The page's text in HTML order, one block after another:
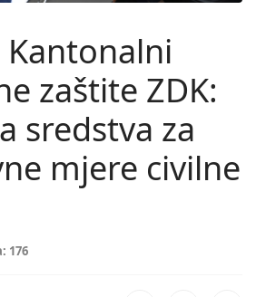
zaštite ZDK:
sredstva za
mjere civilne
176